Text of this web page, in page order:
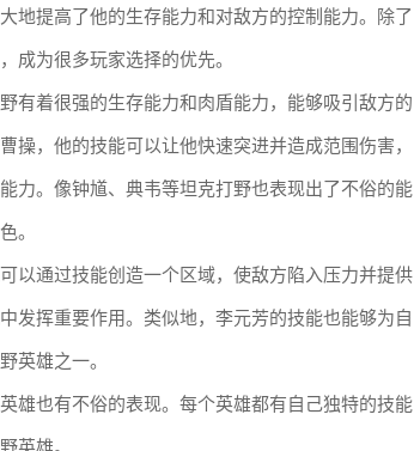
地提高了他的生存能力和对敌方的控制能力。除了
成为很多玩家选择的优先。
有着很强的生存能力和肉盾能力，能够吸引敌方的
操，他的技能可以让他快速突进并造成范围伤害，
力。像钟馗、典韦等坦克打野也表现出了不俗的能
。
以通过技能创造一个区域，使敌方陷入压力并提供
发挥重要作用。类似地，李元芳的技能也能够为自
英雄之一。
雄也有不俗的表现。每个英雄都有自己独特的技能